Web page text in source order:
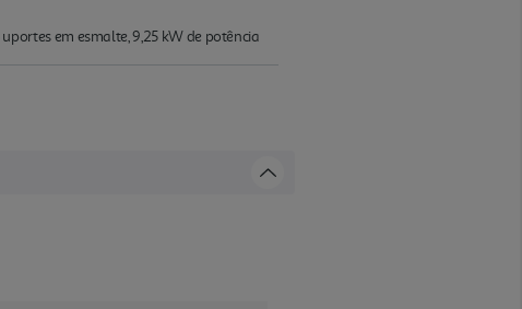
em esmalte, 9,25 kW de potência